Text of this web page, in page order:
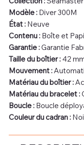
Modèle :Diver 300M
État :Neuve
Contenu :Boîte et
Garantie :Garantie
Taille du boîtier :42
Mouvement :
Matériau du boîtier :
Matériau du bracelet :
Boucle :Boucle
Couleur du cadran :